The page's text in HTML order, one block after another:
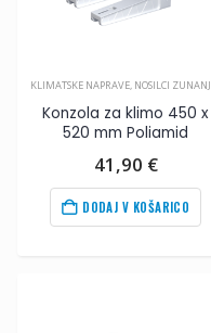
KLIMATSKE NAPRAVE, NOSILCI ZUNANJIH ENOT
Konzola za klimo 450 x
520 mm Poliamid
41,90 €
DODAJ V KOŠARICO